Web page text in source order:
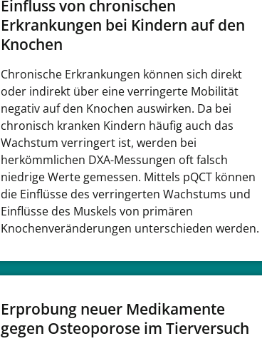
Einfluss von chronischen
Erkrankungen bei Kindern auf den
Knochen
Chronische Erkrankungen können sich direkt
oder indirekt über eine verringerte Mobilität
negativ auf den Knochen auswirken. Da bei
chronisch kranken Kindern häufig auch das
Wachstum verringert ist, werden bei
herkömmlichen DXA-Messungen oft falsch
niedrige Werte gemessen. Mittels pQCT können
die Einflüsse des verringerten Wachstums und
Einflüsse des Muskels von primären
Knochenveränderungen unterschieden werden.
Erprobung neuer Medikamente
gegen Osteoporose im Tierversuch